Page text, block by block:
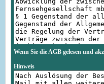
Wenn Sie die AGB gelesen und
Hinweis